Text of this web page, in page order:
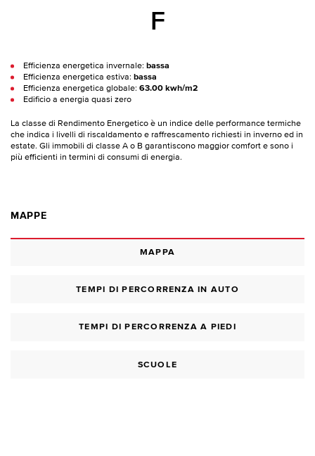
F
Efficienza energetica invernale: bassa
Efficienza energetica estiva: bassa
Efficienza energetica globale: 63.00 kwh/m2
Edificio a energia quasi zero
La classe di Rendimento Energetico è un indice delle performance termiche
che indica i livelli di riscaldamento e raffrescamento richiesti in inverno ed in
estate. Gli immobili di classe A o B garantiscono maggior comfort e sono i
più efficienti in termini di consumi di energia.
MAPPE
MAPPA
TEMPI DI PERCORRENZA IN AUTO
TEMPI DI PERCORRENZA A PIEDI
SCUOLE